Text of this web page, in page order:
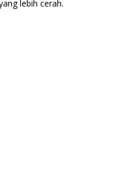
lebih cerah.